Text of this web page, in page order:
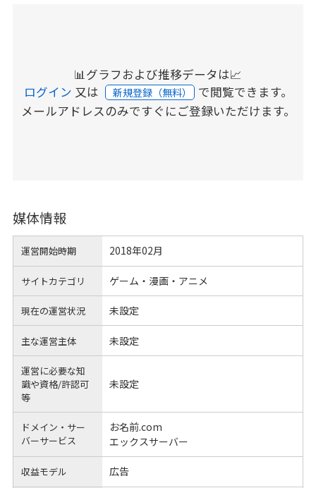
📊グラフおよび推移データは📈
ログイン 又は 新規登録（無料） で閲覧できます。
メールアドレスのみですぐにご登録いただけます。
媒体情報
運営開始時期 2018年02月
サイトカテゴリ ゲーム・漫画・アニメ
現在の運営状況 未設定
主な運営主体 未設定
運営に必要な知
識や資格/許認可
等
未設定
ドメイン・サー
バーサービス
お名前.com
エックスサーバー
収益モデル 広告